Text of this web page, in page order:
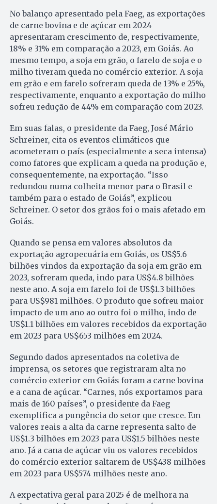
No balanço apresentado pela Faeg, as exportações
de carne bovina e de açúcar em 2024
apresentaram crescimento de, respectivamente,
18% e 31% em comparação a 2023, em Goiás. Ao
mesmo tempo, a soja em grão, o farelo de soja e o
milho tiveram queda no comércio exterior. A soja
em grão e em farelo sofreram queda de 13% e 25%,
respectivamente, enquanto a exportação do milho
sofreu redução de 44% em comparação com 2023.
Em suas falas, o presidente da Faeg, José Mário
Schreiner, cita os eventos climáticos que
acometeram o país (especialmente a seca intensa)
como fatores que explicam a queda na produção e,
consequentemente, na exportação. “Isso
redundou numa colheita menor para o Brasil e
também para o estado de Goiás”, explicou
Schreiner. O setor dos grãos foi o mais afetado em
Goiás.
Quando se pensa em valores absolutos da
exportação agropecuária em Goiás, os US$5.6
bilhões vindos da exportação da soja em grão em
2023, sofreram queda, indo para US$4.8 bilhões
neste ano. A soja em farelo foi de US$1.3 bilhões
para US$981 milhões. O produto que sofreu maior
impacto de um ano ao outro foi o milho, indo de
US$1.1 bilhões em valores recebidos da exportação
em 2023 para US$653 milhões em 2024.
Segundo dados apresentados na coletiva de
imprensa, os setores que registraram alta no
comércio exterior em Goiás foram a carne bovina
e a cana de açúcar. “Carnes, nós exportamos para
mais de 160 países”, o presidente da Faeg
exemplifica a pungência do setor que cresce. Em
valores reais a alta da carne representa salto de
US$1.3 bilhões em 2023 para US$1.5 bilhões neste
ano. Já a cana de açúcar viu os valores recebidos
do comércio exterior saltarem de US$438 milhões
em 2023 para US$574 milhões neste ano.
A expectativa geral para 2025 é de melhora na